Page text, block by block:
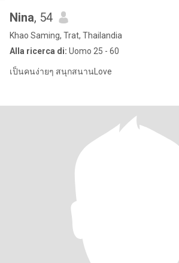
Nina, 54
Khao Saming, Trat, Thailandia
Alla ricerca di: Uomo 25 - 60
เป็นคนง่ายๆ สนุกสนานLove